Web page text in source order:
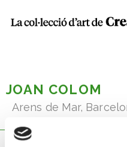
Menú
JOAN COLOM
Arens de Mar,